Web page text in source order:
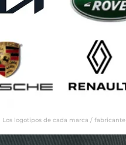
Los logotipos de cada marca /